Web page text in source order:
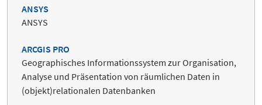
ANSYS
ANSYS
ARCGIS PRO
Geographisches Informationssystem zur Organisation,
Analyse und Präsentation von räumlichen Daten in
(objekt)relationalen Datenbanken